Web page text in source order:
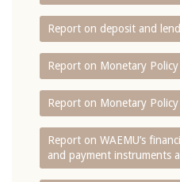
Report on deposit and
Report on Monetary Policy
Report on Monetary Policy
Report on WAEMU’s
and payment instruments